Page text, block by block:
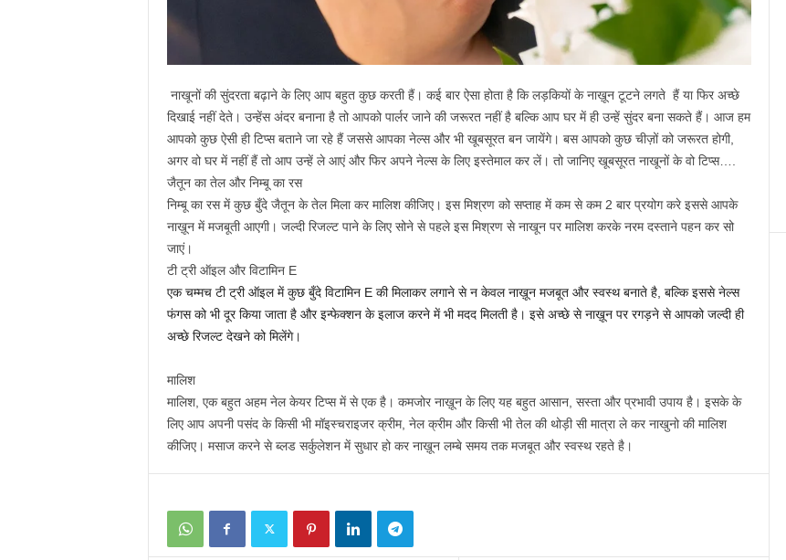
नाखूनों की सुंदरता बढ़ाने के लिए आप बहुत कुछ करती हैं। कई बार ऐसा होता है कि लड़कियों के नाख़ून टूटने लगते हैं या फिर अच्छे
दिखाई नहीं देते। उन्हेंस अंदर बनाना है तो आपको पार्लर जाने की जरूरत नहीं है बल्कि आप घर में ही उन्हें सुंदर बना सकते हैं। आज हम
आपको कुछ ऐसी ही टिप्स बताने जा रहे हैं जससे आपका नेल्स और भी खूबसूरत बन जायेंगे। बस आपको कुछ चीज़ों को जरूरत होगी,
अगर वो घर में नहीं हैं तो आप उन्हें ले आएं और फिर अपने नेल्स के लिए इस्तेमाल कर लें। तो जानिए खूबसूरत नाखूनों के वो टिप्स….
जैतून का तेल और निम्बू का रस
निम्बू का रस में कुछ बुँदे जैतून के तेल मिला कर मालिश कीजिए। इस मिश्रण को सप्ताह में कम से कम 2 बार प्रयोग करे इससे आपके
नाख़ून में मजबूती आएगी। जल्दी रिजल्ट पाने के लिए सोने से पहले इस मिश्रण से नाखून पर मालिश करके नरम दस्ताने पहन कर सो
जाएं।
टी ट्री ऑइल और विटामिन E
एक चम्मच टी ट्री ऑइल में कुछ बुँदे विटामिन E की मिलाकर लगाने से न केवल नाख़ून मजबूत और स्वस्थ बनाते है, बल्कि इससे नेल्स
फंगस को भी दूर किया जाता है और इन्फेक्शन के इलाज करने में भी मदद मिलती है। इसे अच्छे से नाख़ून पर रगड़ने से आपको जल्दी ही
अच्छे रिजल्ट देखने को मिलेंगे।
मालिश
मालिश, एक बहुत अहम नेल केयर टिप्स में से एक है। कमजोर नाख़ून के लिए यह बहुत आसान, सस्ता और प्रभावी उपाय है। इसके के
लिए आप अपनी पसंद के किसी भी मॉइस्चराइजर क्रीम, नेल क्रीम और किसी भी तेल की थोड़ी सी मात्रा ले कर नाखुनो की मालिश
कीजिए। मसाज करने से ब्लड सर्कुलेशन में सुधार हो कर नाख़ून लम्बे समय तक मजबूत और स्वस्थ रहते है।